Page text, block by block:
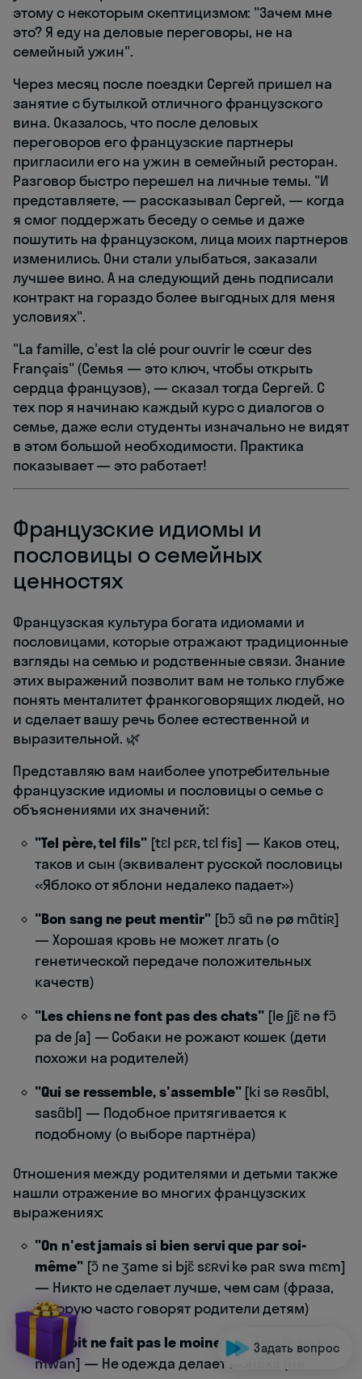
этому с некоторым скептицизмом: "Зачем мне
это? Я еду на деловые переговоры, не на
семейный ужин".
Через месяц после поездки Сергей пришел на
занятие с бутылкой отличного французского
вина. Оказалось, что после деловых
переговоров его французские партнеры
пригласили его на ужин в семейный ресторан.
Разговор быстро перешел на личные темы. "И
представляете, — рассказывал Сергей, — когда
я смог поддержать беседу о семье и даже
пошутить на французском, лица моих партнеров
изменились. Они стали улыбаться, заказали
лучшее вино. А на следующий день подписали
контракт на гораздо более выгодных для меня
условиях".
"La famille, c'est la clé pour ouvrir le cœur des
Français" (Семья — это ключ, чтобы открыть
сердца французов), — сказал тогда Сергей. С
тех пор я начинаю каждый курс с диалогов о
семье, даже если студенты изначально не видят
в этом большой необходимости. Практика
показывает — это работает!
Французские идиомы и
пословицы о семейных
ценностях
Французская культура богата идиомами и
пословицами, которые отражают традиционные
взгляды на семью и родственные связи. Знание
этих выражений позволит вам не только глубже
понять менталитет франкоговорящих людей, но
и сделает вашу речь более естественной и
выразительной. 🌿
Представляю вам наиболее употребительные
французские идиомы и пословицы о семье с
объяснениями их значений:
"Tel père, tel fils" [tɛl pɛʀ, tɛl fis] — Каков отец,
таков и сын (эквивалент русской пословицы
«Яблоко от яблони недалеко падает»)
"Bon sang ne peut mentir"[bɔ̃ sɑ̃ nə pø mɑ̃tiʀ]
— Хорошая кровь не может лгать (о
генетической передаче положительных
качеств)
"Les chiens ne font pas des chats" [le ʃjɛ̃ nə fɔ̃
pa de ʃa] — Собаки не рожают кошек (дети
похожи на родителей)
"Qui se ressemble, s'assemble"[ki sə ʀəsɑ̃bl,
sasɑ̃bl] — Подобное притягивается к
подобному (о выборе партнёра)
Отношения между родителями и детьми также
нашли отражение во многих французских
выражениях:
"On n'est jamais si bien servi que par soi-
même"[ɔ̃ ne ʒame si bjɛ̃ sɛʀvi kə paʀ swa mɛm]
— Никто не сделает лучше, чем сам (фраза,
которую часто говорят родители детям)
"L'habit ne fait pas le moine"[labi nə fɛ pa lə
mwan] — Не одежда делает монаха (не
Задать вопрос